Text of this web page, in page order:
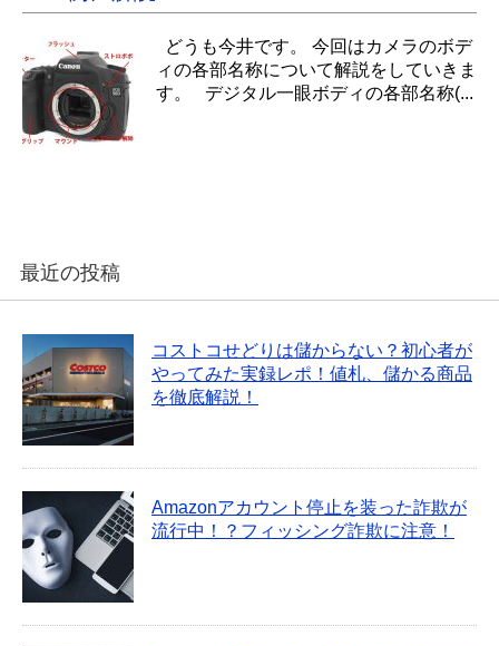
どうも今井です。 今回はカメラのボデ
ィの各部名称について解説をしていきま
す。 デジタル一眼ボディの各部名称(...
最近の投稿
コストコせどりは儲からない？初心者が
やってみた実録レポ！値札、儲かる商品
を徹底解説！
Amazonアカウント停止を装った詐欺が
流行中！？フィッシング詐欺に注意！